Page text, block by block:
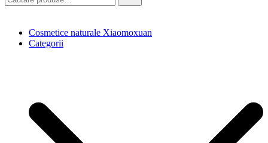
Cosmetice naturale Xiaomoxuan
Categorii